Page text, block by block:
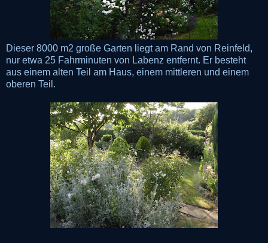
Dieser 8000 m2 große Garten liegt am Rand von Reinfeld,
nur etwa 25 Fahrminuten von Labenz entfernt. Er besteht
aus einem alten Teil am Haus, einem mittleren und einem
oberen Teil.